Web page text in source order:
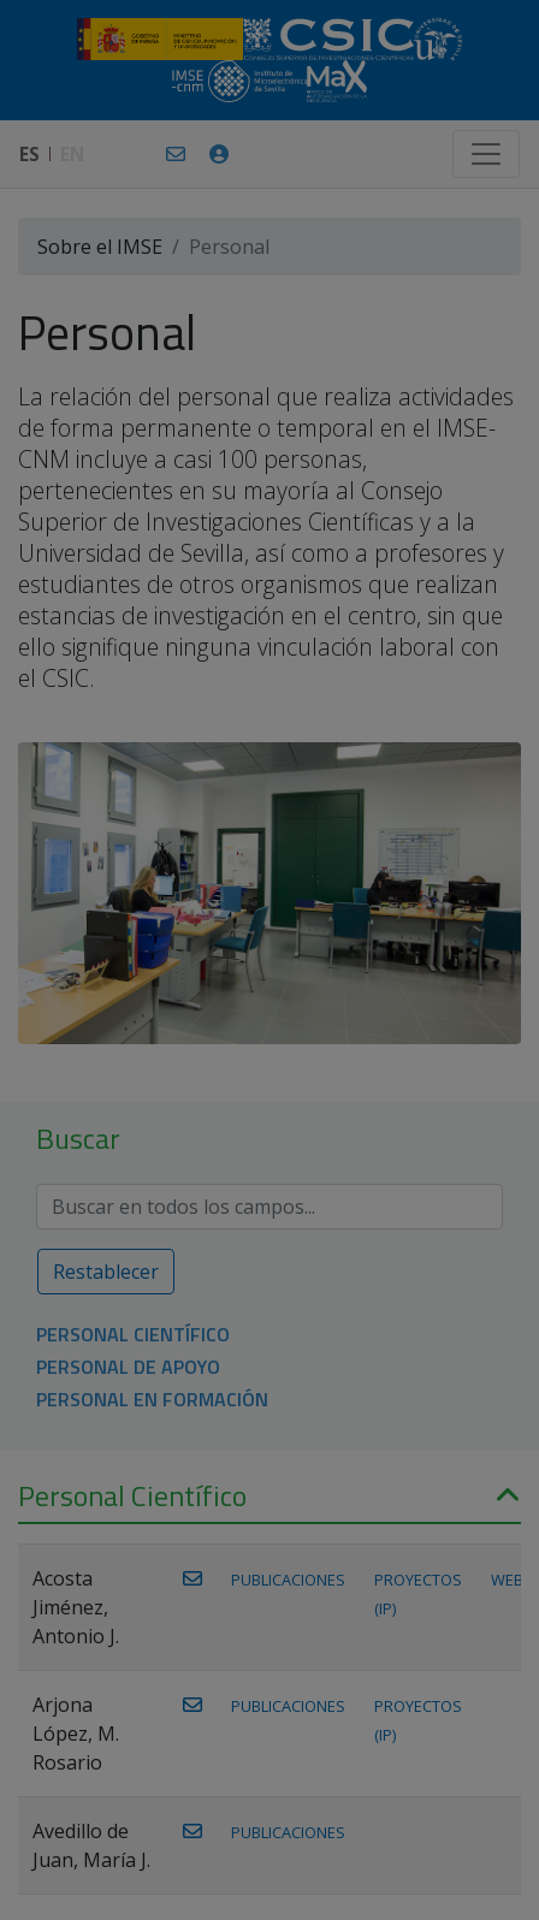
ES
Sobre el IMSE Personal
Personal
La relación del personal que realiza actividades
de forma permanente o temporal en el IMSE-
CNM incluye a casi 100 personas,
pertenecientes en su mayoría al Consejo
Superior de Investigaciones Científicas y a la
Universidad de Sevilla, así como a profesores y
estudiantes de otros organismos que realizan
estancias de investigación en el centro, sin que
ello signifique ninguna vinculación laboral con
el CSIC.
Buscar
Restablecer
PERSONAL CIENTÍFICO
PERSONAL DE APOYO
PERSONAL EN FORMACIÓN
Personal Científico
Acosta
Jiménez,
Antonio J.
PUBLICACIONES
PROYECTOS
(IP)
WEB
Arjona
López, M.
Rosario
PUBLICACIONES
PROYECTOS
(IP)
Avedillo de
Juan, María J.
PUBLICACIONES